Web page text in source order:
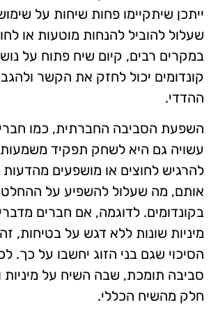
ייתכן שיתקיימו פחות שיחות על
שעלול להוביל להנחות מוטעות או
במקרים רבים, קיום שיח פתוח על
קונדומים יכול לחזק את הקשר
ההדדי.
השפעת הסביבה החברתית, כמו
עשויה גם היא לשחק תפקיד
להרגיש לחוצים או מושפעים
אותם, מה שעלול להשפיע על
בקונדומים. לדוגמה, אם חברים
מיניות שונות ללא דגש על בטיחות,
הסיכוי שגם בני הזוג יחשבו על כך.
סביבה תומכת, שבה השיח על מיניות
חלק מהשיח הכללי.